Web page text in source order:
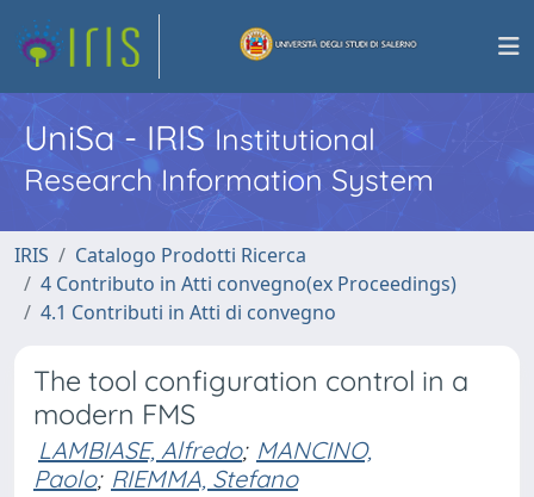
UniSa - IRISInstitutional
Research Information System
IRIS
Catalogo Prodotti Ricerca
4 Contributo in Atti convegno(ex Proceedings)
4.1 Contributi in Atti di convegno
The tool configuration control in a
modern FMS
LAMBIASE, Alfredo; MANCINO,
Paolo; RIEMMA, Stefano